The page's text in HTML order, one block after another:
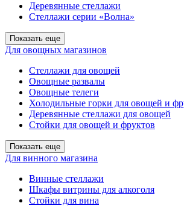
Деревянные стеллажи
Стеллажи серии «Волна»
Показать еще
Для овощных магазинов
Стеллажи для овощей
Овощные развалы
Овощные телеги
Холодильные горки для овощей и
Деревянные стеллажи для овощей
Стойки для овощей и фруктов
Показать еще
Для винного магазина
Винные стеллажи
Шкафы витрины для алкоголя
Стойки для вина